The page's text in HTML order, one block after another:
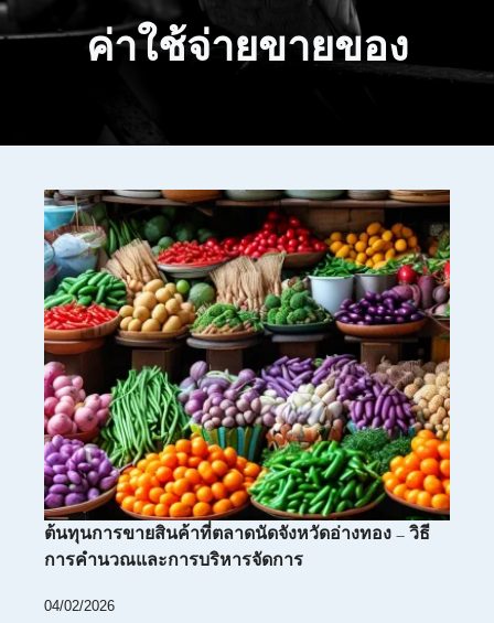
ค่าใช้จ่ายขายของ
ต้นทุนการขายสินค้าที่ตลาดนัดจังหวัดอ่างทอง – วิธี
การคำนวณและการบริหารจัดการ
04/02/2026